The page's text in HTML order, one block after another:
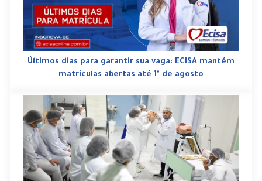
Últimos dias para garantir sua vaga: ECISA mantém
matrículas abertas até 1º de agosto